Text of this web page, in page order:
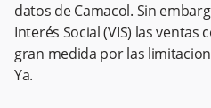
datos de Camacol. Sin
Interés Social (VIS) las ventas
gran medida por las
Ya.